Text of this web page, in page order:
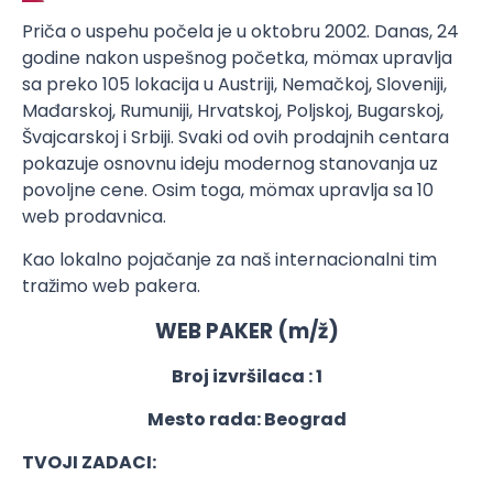
Priča o uspehu počela je u oktobru 2002. Danas, 24
godine nakon uspešnog početka, mömax upravlja
sa preko 105 lokacija u Austriji, Nemačkoj, Sloveniji,
Mađarskoj, Rumuniji, Hrvatskoj, Poljskoj, Bugarskoj,
Švajcarskoj i Srbiji. Svaki od ovih prodajnih centara
pokazuje osnovnu ideju modernog stanovanja uz
povoljne cene. Osim toga, mömax upravlja sa 10
web prodavnica.
Kao lokalno pojačanje za naš internacionalni tim
tražimo web pakera.
WEB PAKER (m/ž)
Broj izvršilaca : 1
Mesto rada: Beograd
TVOJI ZADACI: